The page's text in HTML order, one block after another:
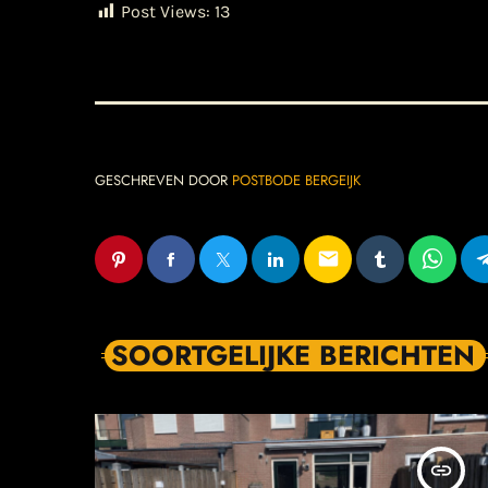
Post Views: 13
GESCHREVEN DOOR POSTBODE BERGEIJK
email
SOORTGELIJKE BERICHTEN
insert_link